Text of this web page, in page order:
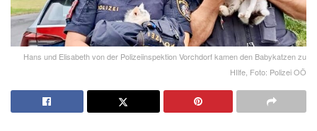
Hans und Elisabeth von der Polizeiinspektion Vorchdorf kamen den Babykatzen zu
HIlfe, Foto: Polizei OÖ